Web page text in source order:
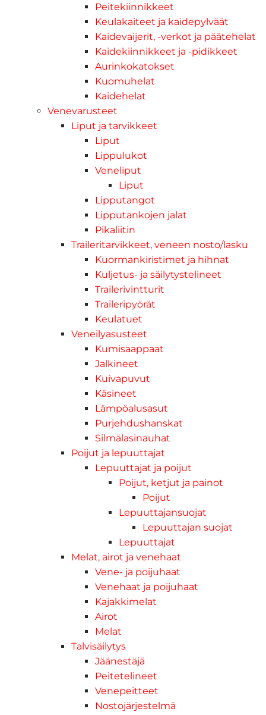
Peitekiinnikkeet
Keulakaiteet ja kaidepylväät
Kaidevaijerit, -verkot ja päätehelat
Kaidekiinnikkeet ja -pidikkeet
Aurinkokatokset
Kuomuhelat
Kaidehelat
Venevarusteet
Liput ja tarvikkeet
Liput
Lippulukot
Veneliput
Liput
Lipputangot
Lipputankojen jalat
Pikaliitin
Traileritarvikkeet, veneen nosto/lasku
Kuormankiristimet ja hihnat
Kuljetus- ja säilytystelineet
Trailerivintturit
Traileripyörät
Keulatuet
Veneilyasusteet
Kumisaappaat
Jalkineet
Kuivapuvut
Käsineet
Lämpöalusasut
Purjehdushanskat
Silmälasinauhat
Poijut ja lepuuttajat
Lepuuttajat ja poijut
Poijut, ketjut ja painot
Poijut
Lepuuttajansuojat
Lepuuttajan suojat
Lepuuttajat
Melat, airot ja venehaat
Vene- ja poijuhaat
Venehaat ja poijuhaat
Kajakkimelat
Airot
Melat
Talvisäilytys
Jäänestäjä
Peitetelineet
Venepeitteet
Nostojärjestelmä